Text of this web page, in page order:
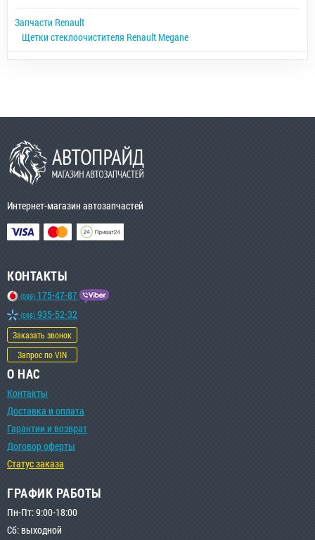
Запчасти Renault
Щетки стеклоочистителя Renault Megane
Интернет-магазин автозапчастей
КОНТАКТЫ
(099) 175-47-87
(068) 935-52-32
Заказать звонок
Запрос по VIN
О НАС
Контакты
Доставка и оплата
Гарантии и возврат
Договор оферты
Статус заказа
ГРАФИК РАБОТЫ
Пн-Пт: 9:00-18:00
Сб: выходной